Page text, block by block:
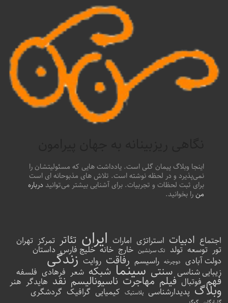
اینجا وبلاگ پیمان گلی است. یادداشت هایی که مسئولیتشان را
نمی‌پذیرد و در لحظه نوشته است. تلاش های مذبوحانه ای است
برای ثبت لحظات و تجربیات. برای آشنایی بیشتر می‌توانیددرباره
منرا بخوانید.
اجتماع ادبیات استراتژی امارات ایران تئاتر تمرکز تهران
تور توسعه تولد تک سرنشین خارج خانه خلیج فارس داستان
دولت آبادی دوچرخه راسیسم رفاقت روایت زندگی
زیبایی شناسی سنتی سینما شبکه شعر فرهادی فلسفه
فهم فوتبال فیلم مهاجرت ناسیونالیسم نقد هایدگر هنر وبلاگ پدیدارشناسی پلاستیک کیمیایی گرافیک گردشگری